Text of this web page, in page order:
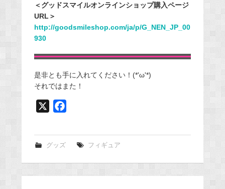
＜グッドスマイルオンラインショップ購入ページ
URL＞
http://goodsmileshop.com/ja/p/G_NEN_JP_00
930
是非とも手に入れてください！(*'ω'*)
それではまた！
グッズ フィギュア